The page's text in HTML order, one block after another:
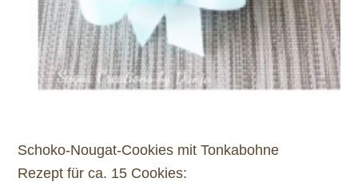
Schoko-Nougat-Cookies mit Tonkabohne
Rezept für ca. 15 Cookies: